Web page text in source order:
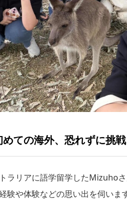
めての海外、恐れずに挑
ラリアに語学留学したMizuho
験や体験などの思い出を伺います